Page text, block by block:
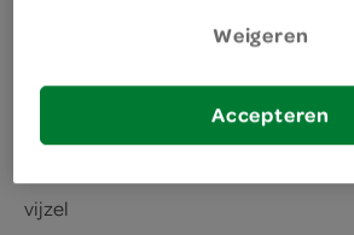
benodigdheden
vijzel
Weigeren
Accepteren